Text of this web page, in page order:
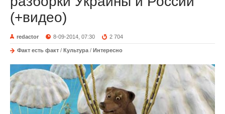
(+видео)
redactor 8-09-2014, 07:30 2 704
Факт есть факт / Культура / Интересно